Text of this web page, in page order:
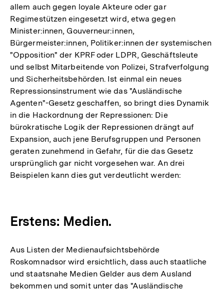
allem auch gegen loyale Akteure oder gar
Regimestützen eingesetzt wird, etwa gegen
Minister:innen, Gouverneur:innen,
Bürgermeister:innen, Politiker:innen der systemischen
"Opposition" der KPRF oder LDPR, Geschäftsleute
und selbst Mitarbeitende von Polizei, Strafverfolgung
und Sicherheitsbehörden. Ist einmal ein neues
Repressionsinstrument wie das "Ausländische
Agenten"-Gesetz geschaffen, so bringt dies Dynamik
in die Hackordnung der Repressionen: Die
bürokratische Logik der Repressionen drängt auf
Expansion, auch jene Berufsgruppen und Personen
geraten zunehmend in Gefahr, für die das Gesetz
ursprünglich gar nicht vorgesehen war. An drei
Beispielen kann dies gut verdeutlicht werden:
Erstens: Medien.
Aus Listen der Medienaufsichtsbehörde
Roskomnadsor wird ersichtlich, dass auch staatliche
und staatsnahe Medien Gelder aus dem Ausland
bekommen und somit unter das "Ausländische